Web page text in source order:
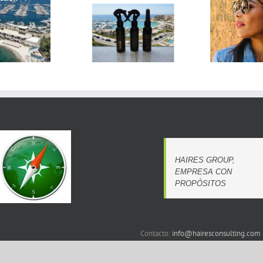
MetalXCrafts
Tatiana Aragón
presentará “Inmersión”
en Horizon The Gallery
HAIRES GROUP,
EMPRESA CON
PROPÓSITOS
Contacto: info@hairesconsulting.com